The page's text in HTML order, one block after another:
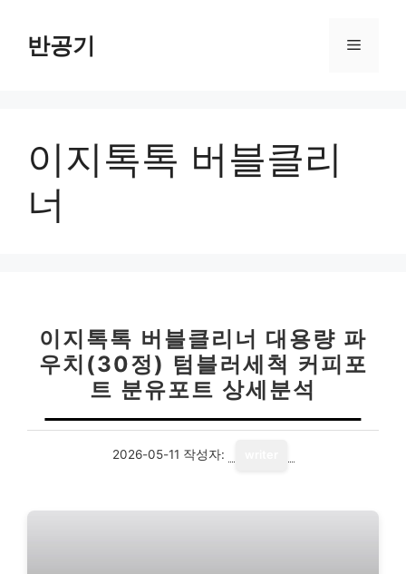
반공기 메
이지톡톡 버블클리
너
이지톡톡 버블클리너 대용량 파
우치(30정) 텀블러세척 커피포
트 분유포트 상세분석
2026-05-11 작성자: